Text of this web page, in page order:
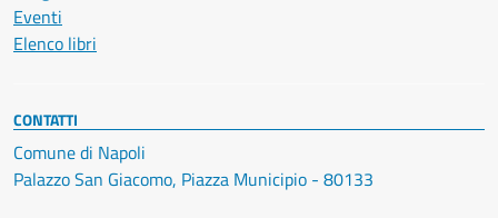
Eventi
Elenco libri
CONTATTI
Comune di Napoli
Palazzo San Giacomo, Piazza Municipio - 80133